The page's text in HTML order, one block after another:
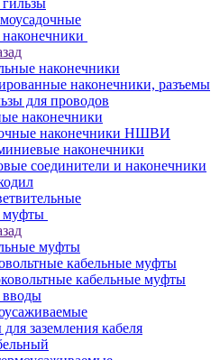
наконечники
наконечники, разъемы
для проводов
наконечники
наконечники НШВИ
наконечники
соединители и наконечники
муфты
муфты
кабельные муфты
кабельные муфты
вводы
заземления кабеля